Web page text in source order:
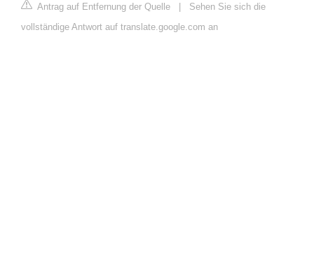
Antrag auf Entfernung der Quelle | Sehen Sie sich die
vollständige Antwort auf translate.google.com an